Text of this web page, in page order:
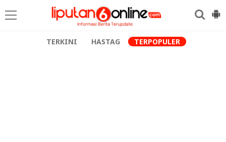
TERKINI HASTAG TERPOPULER